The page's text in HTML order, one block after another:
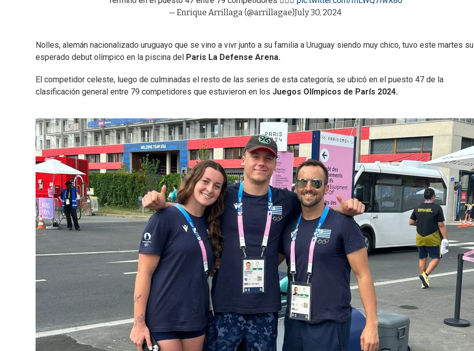
— Enrique Arrillaga (@arrillagae)July 30, 2024
Nolles, alemán nacionalizado uruguayo que se vino a vivr junto a su familia a Uruguay siendo muy chico, tuvo este martes su
esperado debut olímpico en la piscina del
Paris La Defense Arena.
El competidor celeste, luego de culminadas el resto de las series de esta categoría, se ubicó en el puesto 47 de la
clasificación general entre 79 competidores que estuvieron en los Juegos Olímpicos de París 2024.